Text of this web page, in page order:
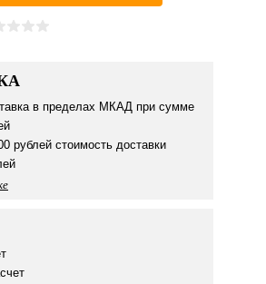
в пределах МКАД при сумме
рублей стоимость доставки